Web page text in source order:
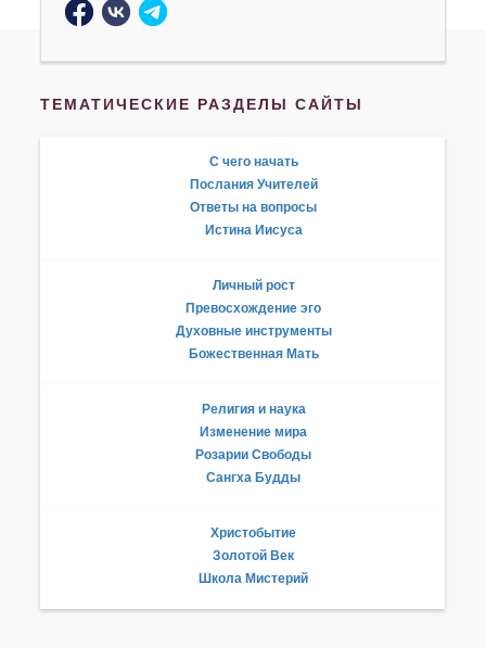
ТЕМАТИЧЕСКИЕ РАЗДЕЛЫ САЙТЫ
С чего начать
Послания Учителей
Ответы на вопросы
Истина Иисуса
Личный рост
Превосхождение эго
Духовные инструменты
Божественная Мать
Религия и наука
Изменение мира
Розарии Свободы
Сангха Будды
Христобытие
Золотой Век
Школа Мистерий